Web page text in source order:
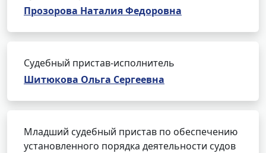
Прозорова Наталия Федоровна
Судебный пристав-исполнитель
Шитюкова Ольга Сергеевна
Младший судебный пристав по обеспечению
установленного порядка деятельности судов